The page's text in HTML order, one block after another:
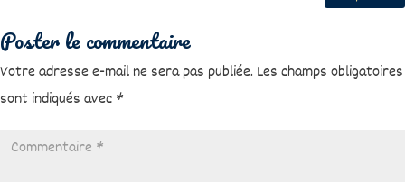
Poster le commentaire
Votre adresse e-mail ne sera pas publiée. Les champs obligatoires
sont indiqués avec *